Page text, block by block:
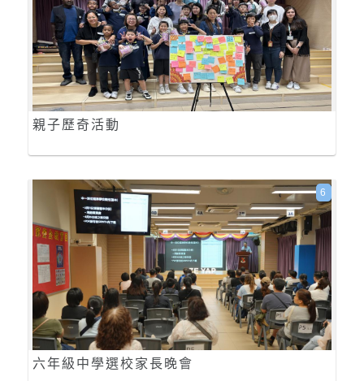
親子歷奇活動
六年級中學選校家長晚會
6